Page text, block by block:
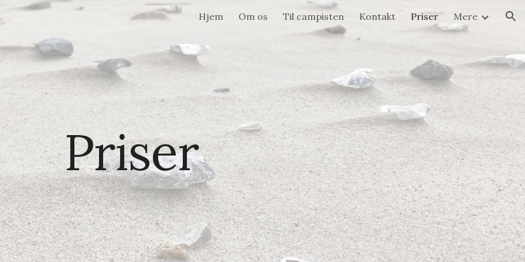
to main content Skip to navigation
Hjem Om os Til campisten Kontakt Priser Mere
Priser